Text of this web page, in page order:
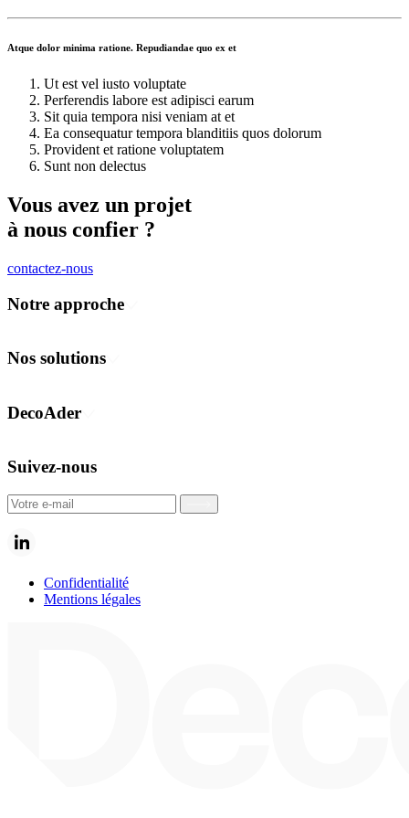
Atque dolor minima ratione. Repudiandae quo ex et
Ut est vel iusto voluptate
Perferendis labore est adipisci earum
Sit quia tempora nisi veniam at et
Ea consequatur tempora blanditiis quos dolorum
Provident et ratione voluptatem
Sunt non delectus
Vous avez un projet
à nous confier ?
contactez-nous
Notre approche
Fabriquer
Nos solutions
Habillage des espaces
DecoAder
Nos engagements
Nos partenaires
Suivez-nous
Confidentialité
Mentions légales